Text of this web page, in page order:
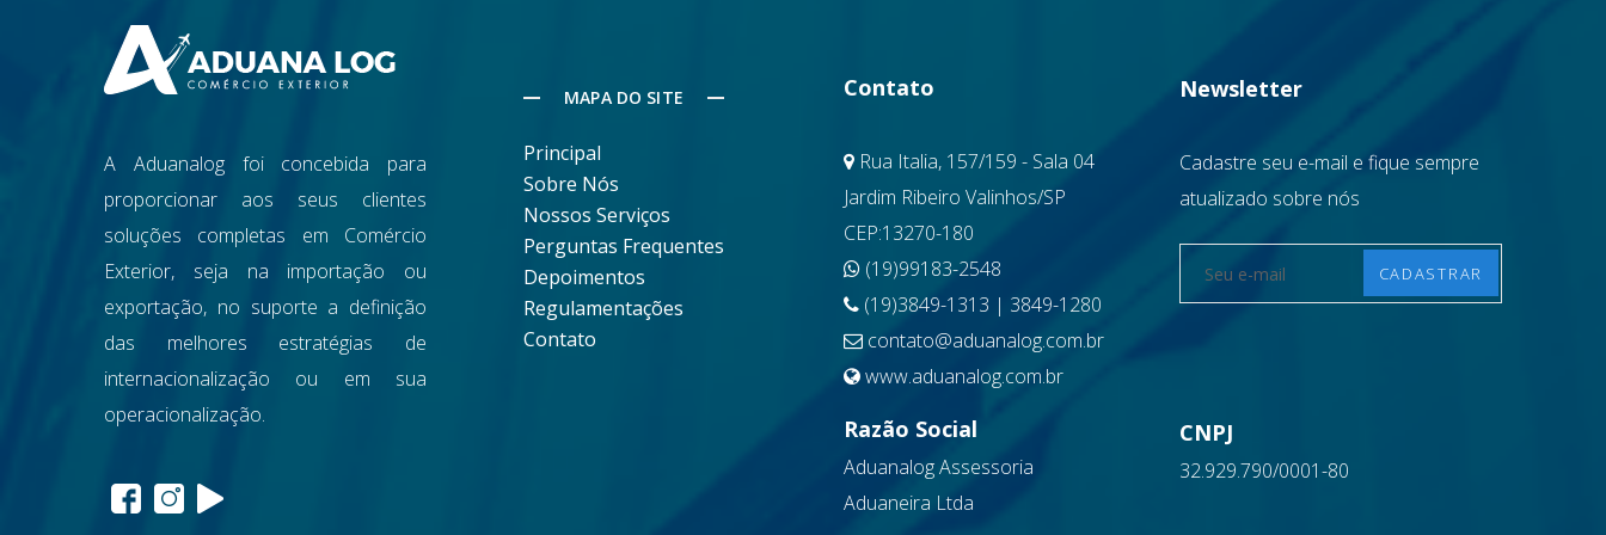
A Aduanalog foi concebida para
proporcionar aos seus clientes
soluções completas em Comércio
Exterior, seja na importação ou
exportação, no suporte a definição
das melhores estratégias de
internacionalização ou em sua
operacionalização.
MAPA DO SITE
Principal
Sobre Nós
Nossos Serviços
Perguntas Frequentes
Depoimentos
Regulamentações
Contato
Contato
Rua Italia, 157/159 - Sala 04
Jardim Ribeiro Valinhos/SP
CEP:13270-180
(19)99183-2548
(19)3849-1313 | 3849-1280
contato@aduanalog.com.br
www.aduanalog.com.br
Razão Social
Aduanalog Assessoria
Aduaneira Ltda
Newsletter
Cadastre seu e-mail e fique sempre
atualizado sobre nós
CNPJ
32.929.790/0001-80